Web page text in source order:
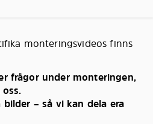
monteringsvideos finns
frågor under monteringen,
bilder – så vi kan dela era